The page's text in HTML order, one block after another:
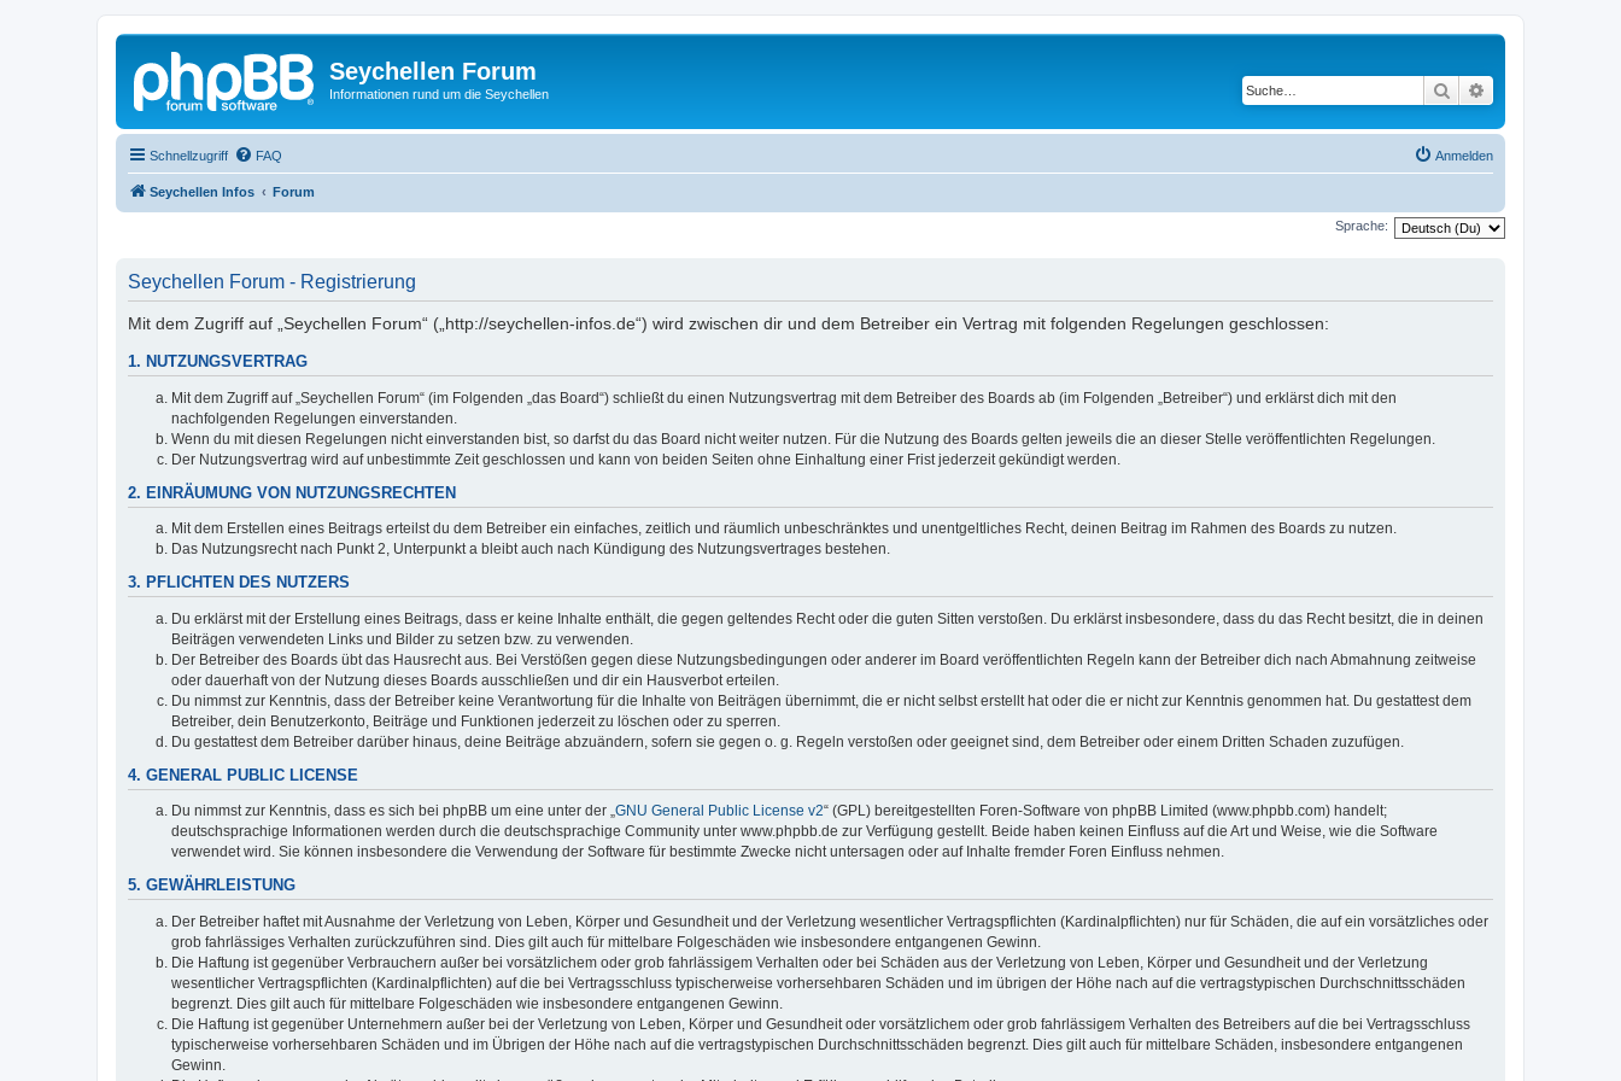
Seychellen Forum
Informationen rund um die Seychellen Suche
Schnellzugriff FAQ Anmelden
Seychellen Infos Forum
Sprache:
Seychellen Forum - Registrierung
Mit dem Zugriff auf „Seychellen Forum“ („http://seychellen-infos.de“) wird zwischen dir und dem Betreiber ein Vertrag mit folgenden Regelungen geschlossen:
1. NUTZUNGSVERTRAG
Mit dem Zugriff auf „Seychellen Forum“ (im Folgenden „das Board“) schließt du einen Nutzungsvertrag mit dem Betreiber des Boards ab (im Folgenden „Betreiber“) und erklärst dich mit den
nachfolgenden Regelungen einverstanden.
Wenn du mit diesen Regelungen nicht einverstanden bist, so darfst du das Board nicht weiter nutzen. Für die Nutzung des Boards gelten jeweils die an dieser Stelle veröffentlichten Regelungen.
Der Nutzungsvertrag wird auf unbestimmte Zeit geschlossen und kann von beiden Seiten ohne Einhaltung einer Frist jederzeit gekündigt werden.
2. EINRÄUMUNG VON NUTZUNGSRECHTEN
Mit dem Erstellen eines Beitrags erteilst du dem Betreiber ein einfaches, zeitlich und räumlich unbeschränktes und unentgeltliches Recht, deinen Beitrag im Rahmen des Boards zu nutzen.
Das Nutzungsrecht nach Punkt 2, Unterpunkt a bleibt auch nach Kündigung des Nutzungsvertrages bestehen.
3. PFLICHTEN DES NUTZERS
Du erklärst mit der Erstellung eines Beitrags, dass er keine Inhalte enthält, die gegen geltendes Recht oder die guten Sitten verstoßen. Du erklärst insbesondere, dass du das Recht besitzt, die in deinen
Beiträgen verwendeten Links und Bilder zu setzen bzw. zu verwenden.
Der Betreiber des Boards übt das Hausrecht aus. Bei Verstößen gegen diese Nutzungsbedingungen oder anderer im Board veröffentlichten Regeln kann der Betreiber dich nach Abmahnung zeitweise
oder dauerhaft von der Nutzung dieses Boards ausschließen und dir ein Hausverbot erteilen.
Du nimmst zur Kenntnis, dass der Betreiber keine Verantwortung für die Inhalte von Beiträgen übernimmt, die er nicht selbst erstellt hat oder die er nicht zur Kenntnis genommen hat. Du gestattest dem
Betreiber, dein Benutzerkonto, Beiträge und Funktionen jederzeit zu löschen oder zu sperren.
Du gestattest dem Betreiber darüber hinaus, deine Beiträge abzuändern, sofern sie gegen o. g. Regeln verstoßen oder geeignet sind, dem Betreiber oder einem Dritten Schaden zuzufügen.
4. GENERAL PUBLIC LICENSE
Du nimmst zur Kenntnis, dass es sich bei phpBB um eine unter der „GNU General Public License v2“ (GPL) bereitgestellten Foren-Software von phpBB Limited (www.phpbb.com) handelt;
deutschsprachige Informationen werden durch die deutschsprachige Community unter www.phpbb.de zur Verfügung gestellt. Beide haben keinen Einfluss auf die Art und Weise, wie die Software
verwendet wird. Sie können insbesondere die Verwendung der Software für bestimmte Zwecke nicht untersagen oder auf Inhalte fremder Foren Einfluss nehmen.
5. GEWÄHRLEISTUNG
Der Betreiber haftet mit Ausnahme der Verletzung von Leben, Körper und Gesundheit und der Verletzung wesentlicher Vertragspflichten (Kardinalpflichten) nur für Schäden, die auf ein vorsätzliches oder
grob fahrlässiges Verhalten zurückzuführen sind. Dies gilt auch für mittelbare Folgeschäden wie insbesondere entgangenen Gewinn.
Die Haftung ist gegenüber Verbrauchern außer bei vorsätzlichem oder grob fahrlässigem Verhalten oder bei Schäden aus der Verletzung von Leben, Körper und Gesundheit und der Verletzung
wesentlicher Vertragspflichten (Kardinalpflichten) auf die bei Vertragsschluss typischerweise vorhersehbaren Schäden und im übrigen der Höhe nach auf die vertragstypischen Durchschnittsschäden
begrenzt. Dies gilt auch für mittelbare Folgeschäden wie insbesondere entgangenen Gewinn.
Die Haftung ist gegenüber Unternehmern außer bei der Verletzung von Leben, Körper und Gesundheit oder vorsätzlichem oder grob fahrlässigem Verhalten des Betreibers auf die bei Vertragsschluss
typischerweise vorhersehbaren Schäden und im Übrigen der Höhe nach auf die vertragstypischen Durchschnittsschäden begrenzt. Dies gilt auch für mittelbare Schäden, insbesondere entgangenen
Gewinn.